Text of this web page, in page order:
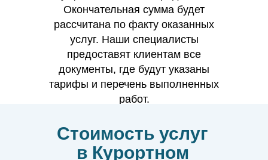
Окончательная сумма будет
рассчитана по факту оказанных
услуг. Наши специалисты
предоставят клиентам все
документы, где будут указаны
тарифы и перечень выполненных
работ.
Стоимость услуг
в Курортном